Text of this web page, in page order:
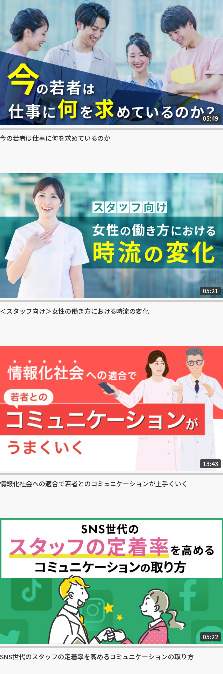
05:49
今の若者は仕事に何を求めているのか
05:21
＜スタッフ向け＞女性の働き方における時流の変化
13:43
情報化社会への適合で若者とのコミュニケーションが上手くいく
05:22
SNS世代のスタッフの定着率を高めるコミュニケーションの取り方